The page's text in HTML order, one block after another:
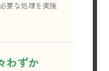
要な処理を実施
わずか